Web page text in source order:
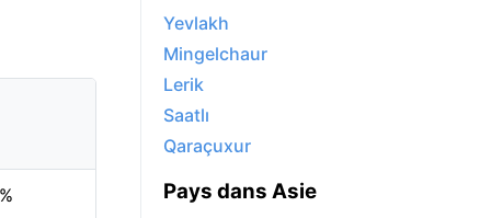
Yevlakh
Mingelchaur
Lerik
Saatlı
Qaraçuxur
Pays dans Asie